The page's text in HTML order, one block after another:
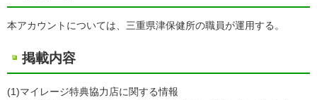
本アカウントについては、三重県津保健所の職員が運用する。
掲載内容
(1)マイレージ特典協力店に関する情報